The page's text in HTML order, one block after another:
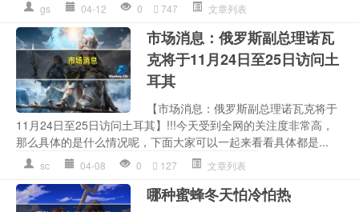
gs 04-12 0 747 文章列表
市场消息：俄罗斯副总理诺瓦
克将于11月24日至25日访问土
耳其
【市场消息：俄罗斯副总理诺瓦克将于
11月24日至25日访问土耳其】!!!今天受到全网的关注度非常高，
那么具体的是什么情况呢，下面大家可以一起来看看具体都是...
sc 04-08 0 127 文章列表
哪种蜜蜂冬天怕冷怕热